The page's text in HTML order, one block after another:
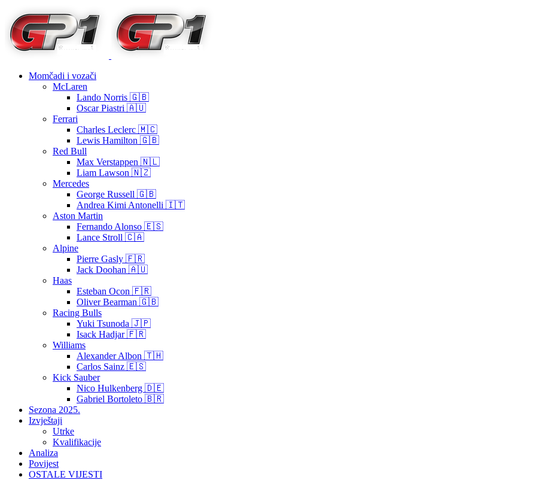
Momčadi i vozači
McLaren
Lando Norris 🇬🇧
Oscar Piastri 🇦🇺
Ferrari
Charles Leclerc 🇲🇨
Lewis Hamilton 🇬🇧
Red Bull
Max Verstappen 🇳🇱
Liam Lawson 🇳🇿
Mercedes
George Russell 🇬🇧
Andrea Kimi Antonelli 🇮🇹
Aston Martin
Fernando Alonso 🇪🇸
Lance Stroll 🇨🇦
Alpine
Pierre Gasly 🇫🇷
Jack Doohan 🇦🇺
Haas
Esteban Ocon 🇫🇷
Oliver Bearman 🇬🇧
Racing Bulls
Yuki Tsunoda 🇯🇵
Isack Hadjar 🇫🇷
Williams
Alexander Albon 🇹🇭
Carlos Sainz 🇪🇸
Kick Sauber
Nico Hulkenberg 🇩🇪
Gabriel Bortoleto 🇧🇷
Sezona 2025.
Izvještaji
Utrke
Kvalifikacije
Analiza
Povijest
OSTALE VIJESTI